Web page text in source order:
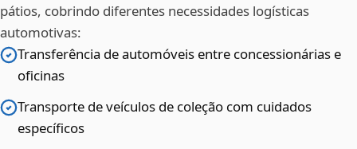
pátios, cobrindo diferentes necessidades logísticas
automotivas:
Transferência de automóveis entre concessionárias e
oficinas
Transporte de veículos de coleção com cuidados
específicos